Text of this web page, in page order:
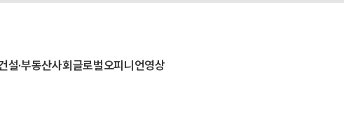
설·부동산사회글로벌오피니언영상